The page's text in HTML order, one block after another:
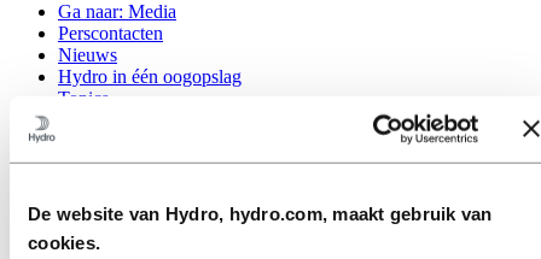
De website van Hydro, hydro.com, maakt gebruik van
cookies.
Ga naar: Media
Perscontacten
Nieuws
Hydro in één oogopslag
Topics
Ga naar:Over Hydro
Belangrijke sectoren
Ons doel en onze kernwaarden
Onze strategie